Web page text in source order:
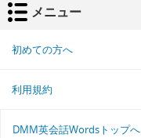
メニュー
初めての方へ
利用規約
DMM英会話Wordsトップへ